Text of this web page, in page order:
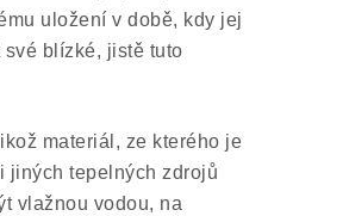
uložení v době, kdy jej
blízké, jistě tuto
materiál, ze kterého je
jiných tepelných zdrojů
vlažnou vodou, na